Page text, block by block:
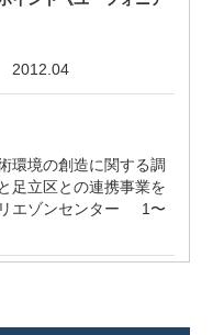
2012.04
環境の創造に関する調
足立区との連携事業を
エゾンセンター 1〜